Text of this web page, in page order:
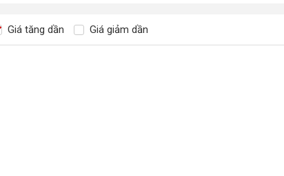
Giá tăng dần Giá giảm dần